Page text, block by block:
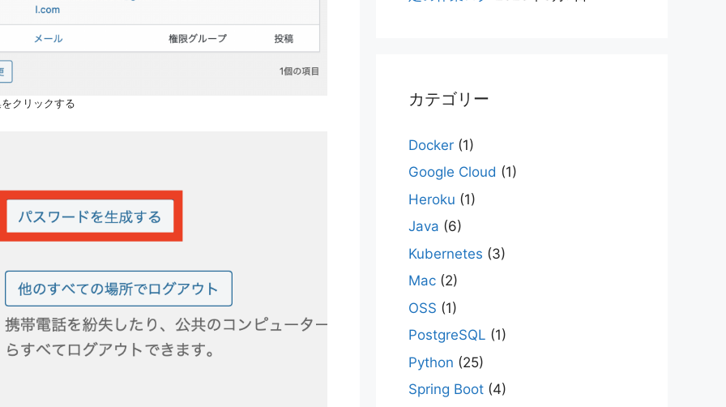
クリックする カテゴリー
Docker (1)
Google Cloud (1)
Heroku (1)
Java (6)
Kubernetes (3)
Mac (2)
OSS (1)
PostgreSQL (1)
Python (25)
Spring Boot (4)